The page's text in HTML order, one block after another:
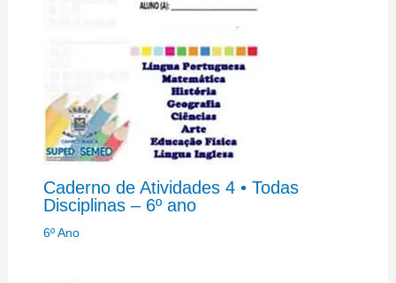
Caderno de Atividades 4 • Todas
Disciplinas – 6º ano
6º Ano